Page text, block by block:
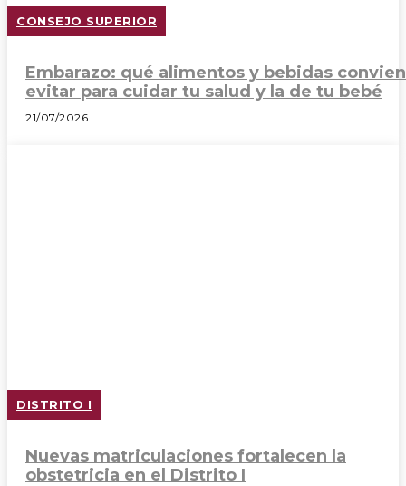
CONSEJO SUPERIOR
Embarazo: qué alimentos y bebidas
evitar para cuidar tu salud y la de tu bebé
21/07/2026
DISTRITO I
Nuevas matriculaciones fortalecen la
obstetricia en el Distrito I